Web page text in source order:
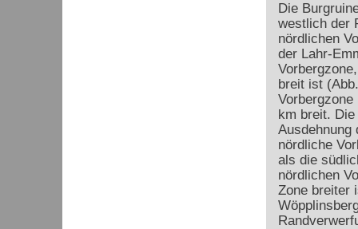
Die
westlich der
nördlichen
der Lahr-
breit ist
km breit.
Ausdehnung
nördliche
als die
nördlichen
Zone breiter